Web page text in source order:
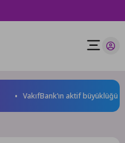
VakıfBank’ın aktif büyüklüğü